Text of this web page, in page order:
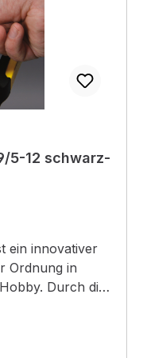
gefertigt. Um
zu
auf drei
werden:
5-12 schwarz-
ein innovativer
Ordnung in
Durch die